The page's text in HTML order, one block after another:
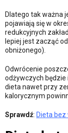
Dlatego tak ważna
pojawiają się w
redukcyjnych
lepiej jest zacząć
obniżonego).
Odwrócenie
odżywczych
dieta nawet przy
kalorycznym
Sprawdź: Dieta